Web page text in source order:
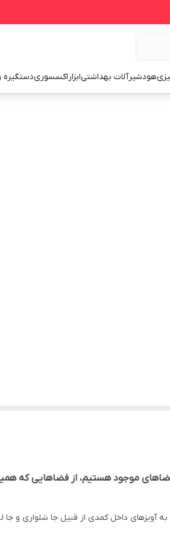
هودشیرآلات بهداشتیابزاراکسسوری
موجود هستیم، از فضاهایی که
داخل کمدی از قبیل جا شلواری و جا